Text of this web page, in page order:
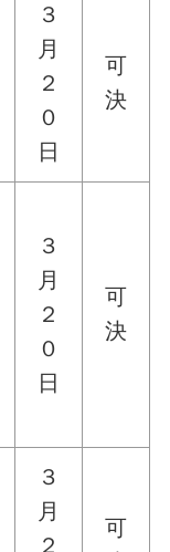
３
月
２
０
日
可
決
３
月
２
０
日
可
決
３
月
２
可